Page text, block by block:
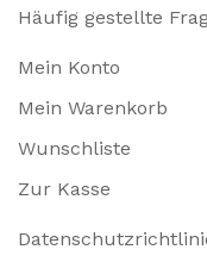
Häufig gestellte
Mein Konto
Mein Warenkorb
Wunschliste
Zur Kasse